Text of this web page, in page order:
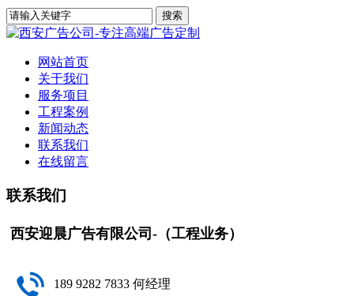
网站首页
关于我们
服务项目
工程案例
新闻动态
联系我们
在线留言
联系我们
西安迎晨广告有限公司-（工程业务）
189 9282 7833 何经理